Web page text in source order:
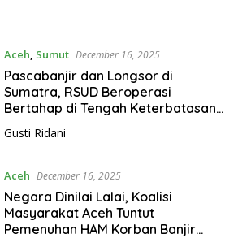
Aceh, Sumut December 16, 2025
Pascabanjir dan Longsor di
Sumatra, RSUD Beroperasi
Bertahap di Tengah Keterbatasan
Gusti Ridani
Aceh December 16, 2025
Negara Dinilai Lalai, Koalisi
Masyarakat Aceh Tuntut
Pemenuhan HAM Korban Banjir